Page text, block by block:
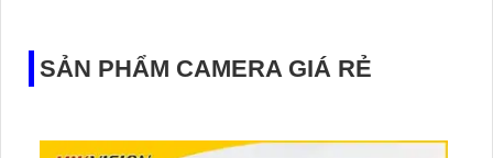
SẢN PHẨM CAMERA GIÁ RẺ